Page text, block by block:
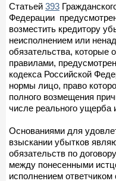
Статьей 393
Федерации
возместить кредитору
неисполнением или
обязательства, которые
правилами,
кодекса Российской
нормы лицо, право
полного возмещения
числе реального
Основаниями для
взыскании убытков
обязательств по
между понесенными
исполнением ответчиком